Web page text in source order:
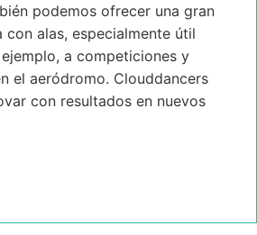
podemos ofrecer una gran
con alas, especialmente útil
a competiciones y
el aeródromo. Clouddancers
con resultados en nuevos